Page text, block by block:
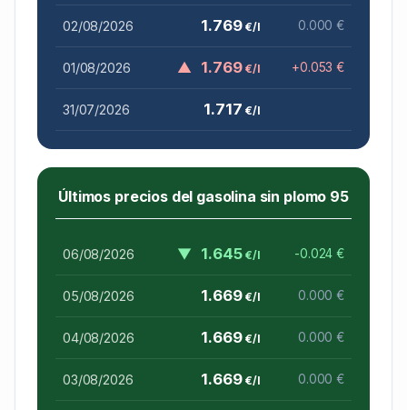
02/08/2026 1.769€/l 0.000 €
01/08/2026 ▲ 1.769€/l +0.053 €
31/07/2026 1.717€/l
Últimos precios del gasolina sin plomo 95
06/08/2026 ▼ 1.645€/l -0.024 €
05/08/2026 1.669€/l 0.000 €
04/08/2026 1.669€/l 0.000 €
03/08/2026 1.669€/l 0.000 €